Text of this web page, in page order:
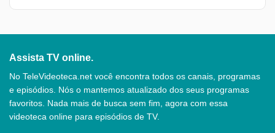
Assista TV online.
No TeleVideoteca.net você encontra todos os canais, programas
e episódios. Nós o mantemos atualizado dos seus programas
favoritos. Nada mais de busca sem fim, agora com essa
videoteca online para episódios de TV.